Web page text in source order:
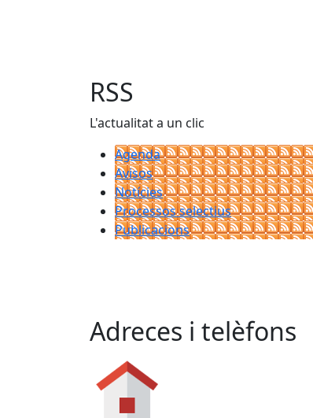
RSS
L'actualitat a un clic
Agenda
Avisos
Notícies
Processos selectius
Publicacions
Adreces i telèfons